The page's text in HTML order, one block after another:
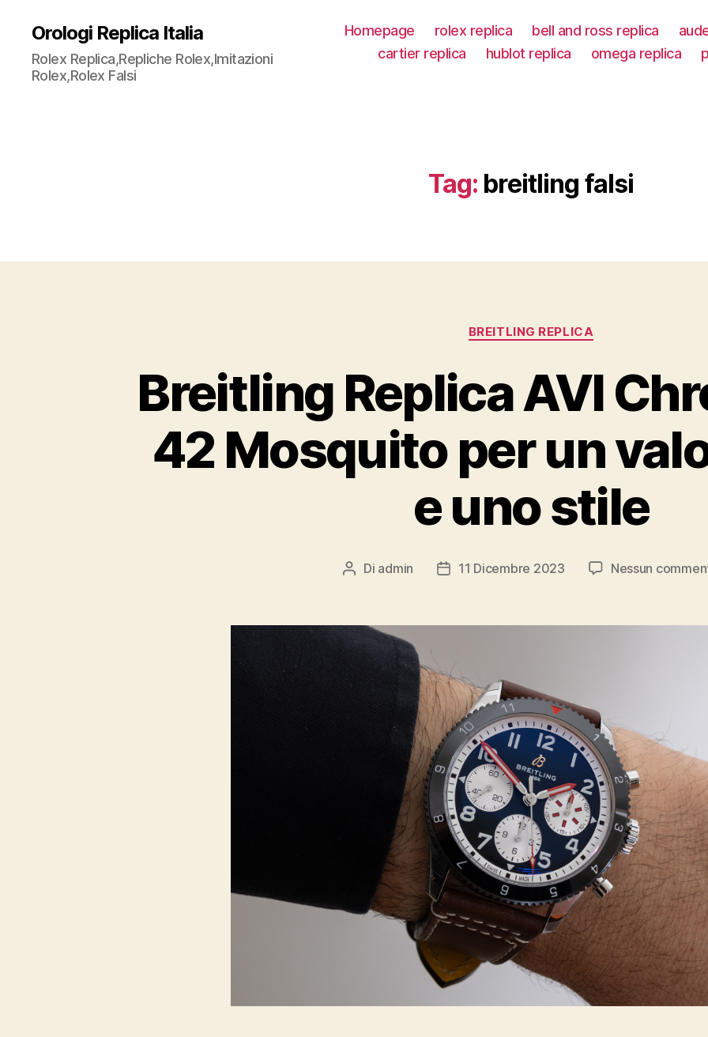
Orologi Replica Italia
Rolex Replica,Repliche Rolex,Imitazioni
Rolex,Rolex Falsi
Homepage rolex replica bell and ross replica
cartier replica
hublot replica omega replica
Tag: breitling falsi
Categorie
BREITLING REPLICA
Breitling Replica AVI
42 Mosquito per un
e uno stile
Autore
Di admin
Data11 Dicembre 2023 Nessun